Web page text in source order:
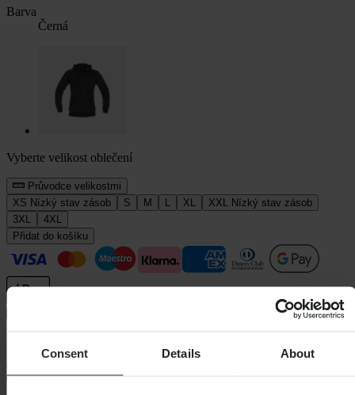
Consent Details About
Barva
Černá
Vyberte velikost oblečení
Průvodce velikostmi
XS Nízký stav zásob S M L XL XXL
Nízký stav zásob
3XL
4XL
Přidat do košíku